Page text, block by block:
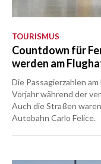
TOURISMUS
Countdown für
werden am
Die Passagierzahlen
Vorjahr während der
Auch die Straßen
Autobahn Carlo Felice.